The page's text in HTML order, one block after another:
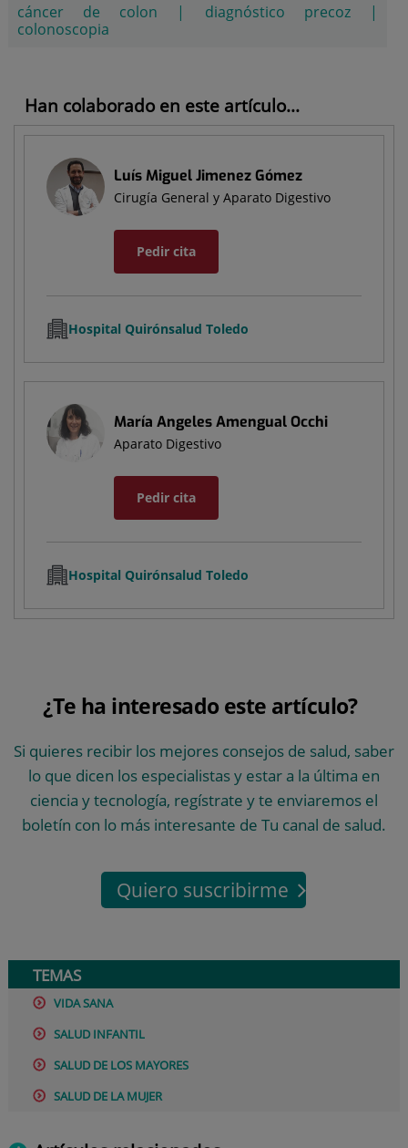
cáncer de colon | diagnóstico precoz|
colonoscopia
Han colaborado en este artículo...
Luís Miguel Jimenez Gómez
Cirugía General y Aparato Digestivo
Pedir cita
Hospital Quirónsalud Toledo
María Angeles Amengual Occhi
Aparato Digestivo
Pedir cita
Hospital Quirónsalud Toledo
¿Te ha interesado este artículo?
Si quieres recibir los mejores consejos de salud, saber
lo que dicen los especialistas y estar a la última en
ciencia y tecnología, regístrate y te enviaremos el
boletín con lo más interesante de Tu canal de salud.
Quiero suscribirme
TEMAS
VIDA SANA
SALUD INFANTIL
SALUD DE LOS MAYORES
SALUD DE LA MUJER